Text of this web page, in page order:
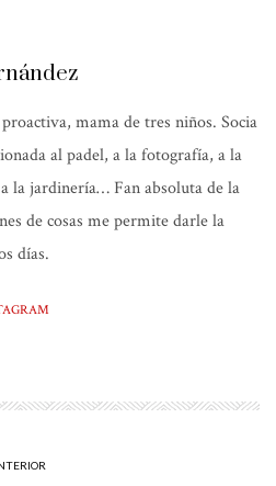
mama de tres niños. Socia
al padel, a la fotografía, a la
la jardinería… Fan absoluta de la
de cosas me permite darle la
días.